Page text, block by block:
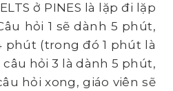
ở PINES là lặp đi lặp
hỏi 1 sẽ dành 5 phút,
phút (trong đó 1 phút là
hỏi 3 là dành 5 phút,
hỏi xong, giáo viên sẽ